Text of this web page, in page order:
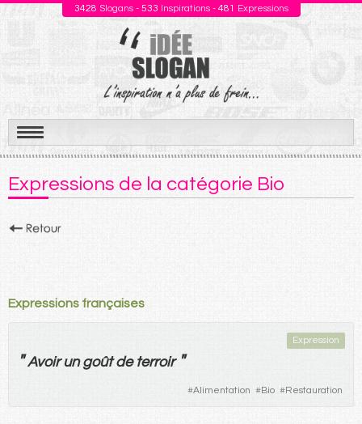
3428 Slogans - 533 Inspirations - 481 Expressions
Aller
au
contenu
Expressions de la catégorie Bio
Expressions françaises
Expression
"Avoirun goût de terroir "
#Alimentation #Bio #Restauration